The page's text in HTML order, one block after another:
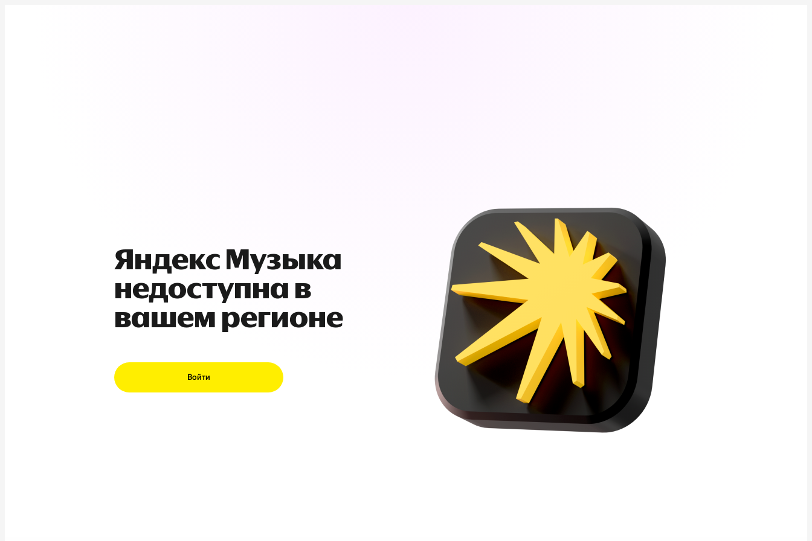
Яндекс Музыка
недоступна в
вашем регионе
Войти